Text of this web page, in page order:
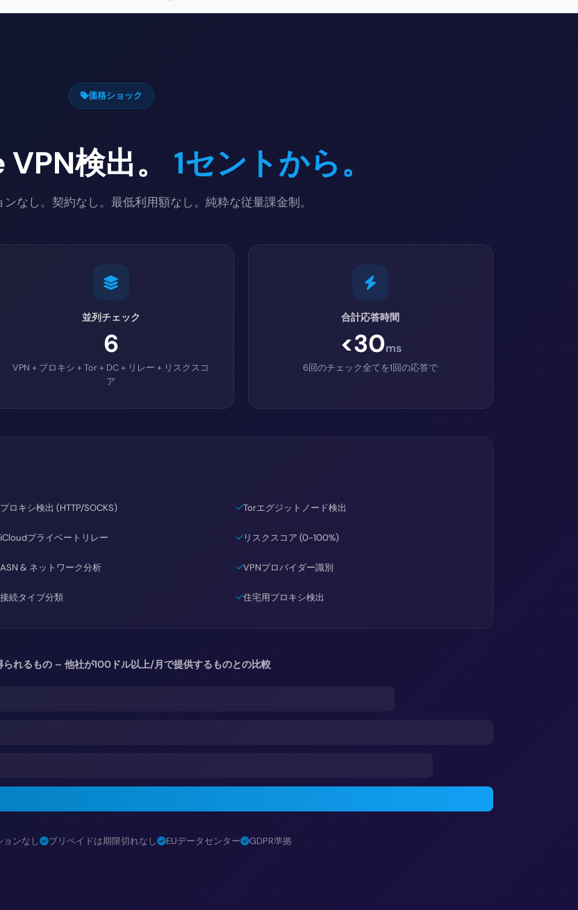
価格ショック
検出。 1セントから。
なし。契約なし。最低利用額なし。純粋な従量課金制。
並列チェック
6
VPN + プロキシ + Tor + DC + リレー + リスクスコ
ア
合計応答時間
<30ms
6回のチェック全てを1回の応答で
プロキシ検出 (HTTP/SOCKS) Torエグジットノード検出
iCloudプライベートリレー リスクスコア (0-100%)
ASN & ネットワーク分析 VPNプロバイダー識別
接続タイプ分類 住宅用プロキシ検出
られるもの – 他社が100ドル以上/月で提供するものとの比較
ンなし プリペイドは期限切れなし EUデータセンター GDPR準拠